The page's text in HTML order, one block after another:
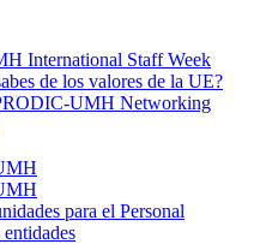
International Staff Week
de los valores de la UE?
UMH Networking
para el Personal